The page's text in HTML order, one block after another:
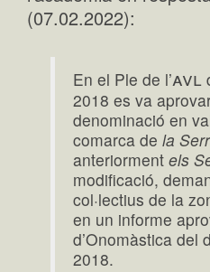
(07.02.2022):
En el Ple de l’avl
2018 es va
denominació en
comarca dela
anteriormentels
modificació,
col·lectius de la
en un informe
d’Onomàstica del
2018.